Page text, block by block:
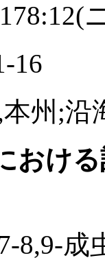
16
州;沿
おけ
8,9-成